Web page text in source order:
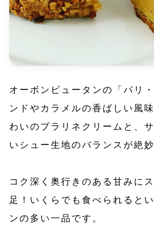
オーボンビュータンの「パリ
ンドやカラメルの香ばしい風
わいのプラリネクリームと、
いシュー生地のバランスが絶妙
コク深く奥行きのある甘みに
足！いくらでも食べられると
ンの多い一品です。